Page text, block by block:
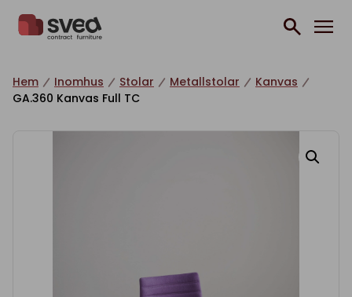
Hem Inomhus Stolar Metallstolar
Kanvas
GA.360 Kanvas Full TC